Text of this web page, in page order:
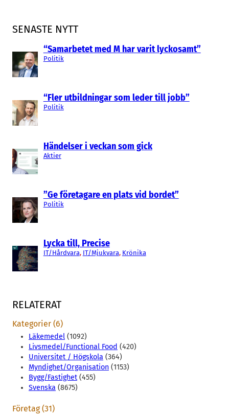
SENASTE NYTT
“Samarbetet med M har varit lyckosamt”
Politik
“Fler utbildningar som leder till jobb”
Politik
Händelser i veckan som gick
Aktier
”Ge företagare en plats vid bordet”
Politik
Lycka till, Precise
IT/Hårdvara, IT/Mjukvara, Krönika
RELATERAT
Kategorier (6)
Läkemedel (1092)
Livsmedel/Functional Food (420)
Universitet / Högskola (364)
Myndighet/Organisation (1153)
Bygg/Fastighet (455)
Svenska (8675)
Företag (31)